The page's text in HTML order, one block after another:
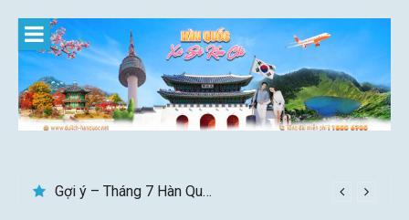
content
Gợi ý – Tháng 7 Hàn Quốc nên đi đâu, mặc gì đẹp?